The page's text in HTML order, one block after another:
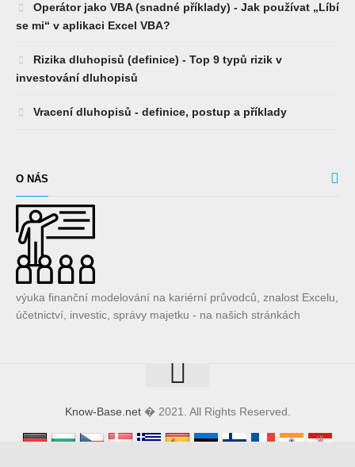
Operátor jako VBA (snadné příklady) - Jak používat „Líbí
se mi“ v aplikaci Excel VBA?
Rizika dluhopisů (definice) - Top 9 typů rizik v
investování dluhopisů
Vracení dluhopisů - definice, postup a příklady
výuka finanční modelování na kariérní průvodců, znalost Excelu,
účetnictví, investic, správy majetku - na našich stránkách
� 2021. All Rights Reserved.